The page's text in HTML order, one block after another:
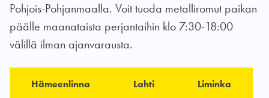
Pohjois-Pohjanmaalla. Voit tuoda metalliromut paikan
päälle maanataista perjantaihin klo 7:30-18:00
välillä ilman ajanvarausta.
Hämeenlinna Lahti Liminka